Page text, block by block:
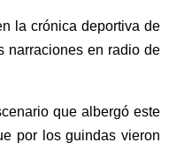
la crónica deportiva de
narraciones en radio de
que albergó este
por los guindas vieron